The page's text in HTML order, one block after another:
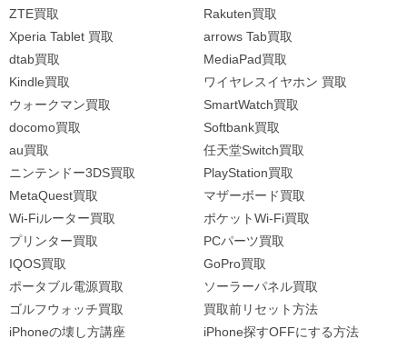
ZTE買取
Rakuten買取
Xperia Tablet 買取
arrows Tab買取
dtab買取
MediaPad買取
Kindle買取
ワイヤレスイヤホン 買取
ウォークマン買取
SmartWatch買取
docomo買取
Softbank買取
au買取
任天堂Switch買取
ニンテンドー3DS買取
PlayStation買取
MetaQuest買取
マザーボード買取
Wi-Fiルーター買取
ポケットWi-Fi買取
プリンター買取
PCパーツ買取
IQOS買取
GoPro買取
ポータブル電源買取
ソーラーパネル買取
ゴルフウォッチ買取
買取前リセット方法
iPhoneの壊し方講座
iPhone探すOFFにする方法